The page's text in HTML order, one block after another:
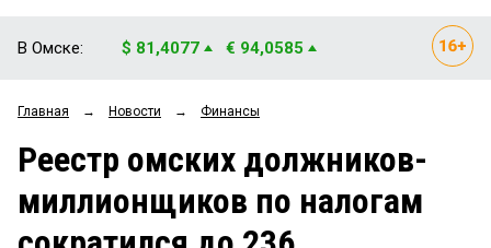
ОБЩЕСТВО
ЗАКОН
НОВОСТИ КОМПАНИЙ
Рейтинги
Блоги
В Омске: $ 81,4077 € 94,0585
Главная → Новости → Финансы
Реестр омских должников-
миллионщиков по налогам